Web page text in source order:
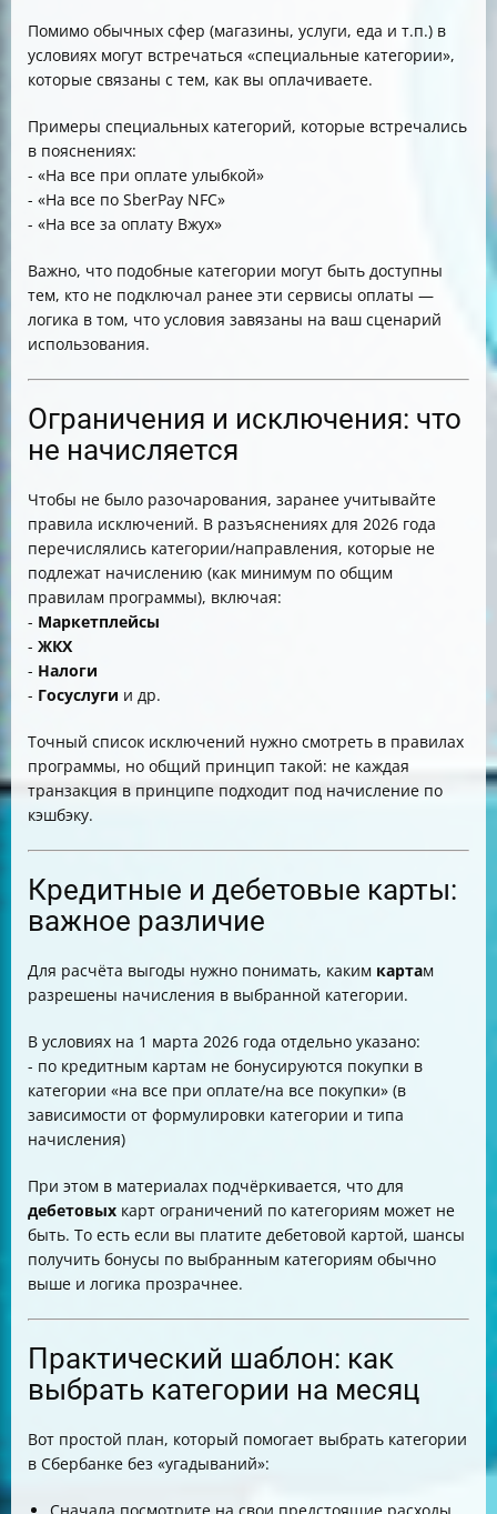
Помимо обычных сфер (магазины, услуги, еда и т.п.) в
условиях могут встречаться «специальные категории»,
которые связаны с тем, как вы оплачиваете.
Примеры специальных категорий, которые встречались
в пояснениях:
- «На все при оплате улыбкой»
- «На все по SberPay NFC»
- «На все за оплату Вжух»
Важно, что подобные категории могут быть доступны
тем, кто не подключал ранее эти сервисы оплаты —
логика в том, что условия завязаны на ваш сценарий
использования.
Ограничения и исключения: что
не начисляется
Чтобы не было разочарования, заранее учитывайте
правила исключений. В разъяснениях для 2026 года
перечислялись категории/направления, которые не
подлежат начислению (как минимум по общим
правилам программы), включая:
- Маркетплейсы
- ЖКХ
- Налоги
- Госуслуги и др.
Точный список исключений нужно смотреть в правилах
программы, но общий принцип такой: не каждая
транзакция в принципе подходит под начисление по
кэшбэку.
Кредитные и дебетовые карты:
важное различие
Для расчёта выгоды нужно понимать, каким картам
разрешены начисления в выбранной категории.
В условиях на 1 марта 2026 года отдельно указано:
- по кредитным картам не бонусируются покупки в
категории «на все при оплате/на все покупки» (в
зависимости от формулировки категории и типа
начисления)
При этом в материалах подчёркивается, что для
дебетовых карт ограничений по категориям может не
быть. То есть если вы платите дебетовой картой, шансы
получить бонусы по выбранным категориям обычно
выше и логика прозрачнее.
Практический шаблон: как
выбрать категории на месяц
Вот простой план, который помогает выбрать категории
в Сбербанке без «угадываний»: